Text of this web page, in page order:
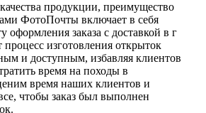
продукции, преимущество
ФотоПочты включает в себя
оформления заказа с доставкой в г
процесс изготовления открыток
и доступным, избавляя клиентов
время на походы в
время наших клиентов и
чтобы заказ был выполнен